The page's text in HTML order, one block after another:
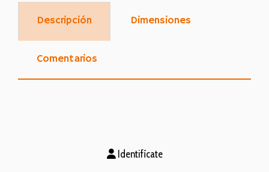
Descripción Dimensiones
Comentarios
Identifícate